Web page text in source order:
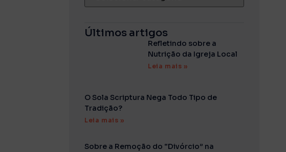
Últimos artigos
Refletindo sobre a
Nutrição da Igreja Local
Leia mais »
O Sola Scriptura Nega Todo Tipo de
Tradição?
Leia mais »
Sobre a Remoção do “Divórcio” na